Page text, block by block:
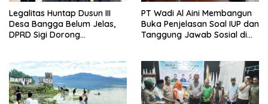
Legalitas Huntap Dusun III
Desa Bangga Belum Jelas,
DPRD Sigi Dorong
PT Wadi Al Aini Membangun
Buka Penjelasan Soal IUP dan
Tanggung Jawab Sosial di